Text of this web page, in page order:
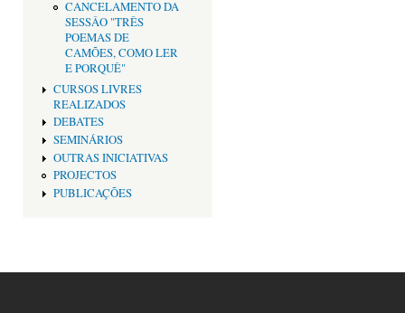
CANCELAMENTO DA
SESSÂO "TRÊS
POEMAS DE
CAMÕES, COMO LER
E PORQUÊ"
CURSOS LIVRES
REALIZADOS
DEBATES
SEMINÁRIOS
OUTRAS INICIATIVAS
PROJECTOS
PUBLICAÇÕES